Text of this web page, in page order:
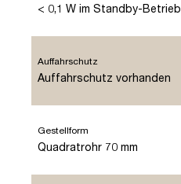
< 0,1 W im Standby-Betrieb
Auffahrschutz
Auffahrschutz vorhanden
Gestellform
Quadratrohr 70 mm